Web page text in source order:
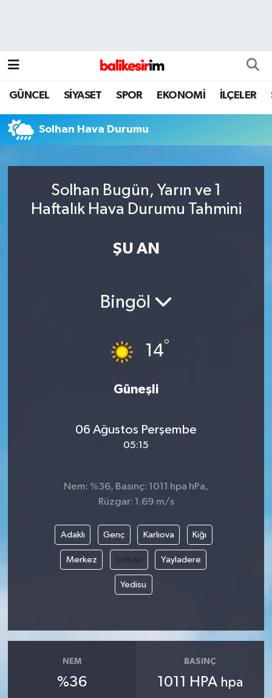
GÜNCEL SİYASET SPOR EKONOMİ İLÇELER
Solhan Hava Durumu
Solhan Bugün, Yarın ve 1
Haftalık Hava Durumu Tahmini
ŞU AN
Bingöl
14°
Güneşli
06 Ağustos Perşembe
05:15
Nem: %36, Basınç: 1011 hpa hPa,
Rüzgar: 1.69 m/s
Adaklı Genç Karlıova Kiğı
Merkez Solhan Yayladere
Yedisu
NEM
%36
BASINÇ
1011 HPA hpa